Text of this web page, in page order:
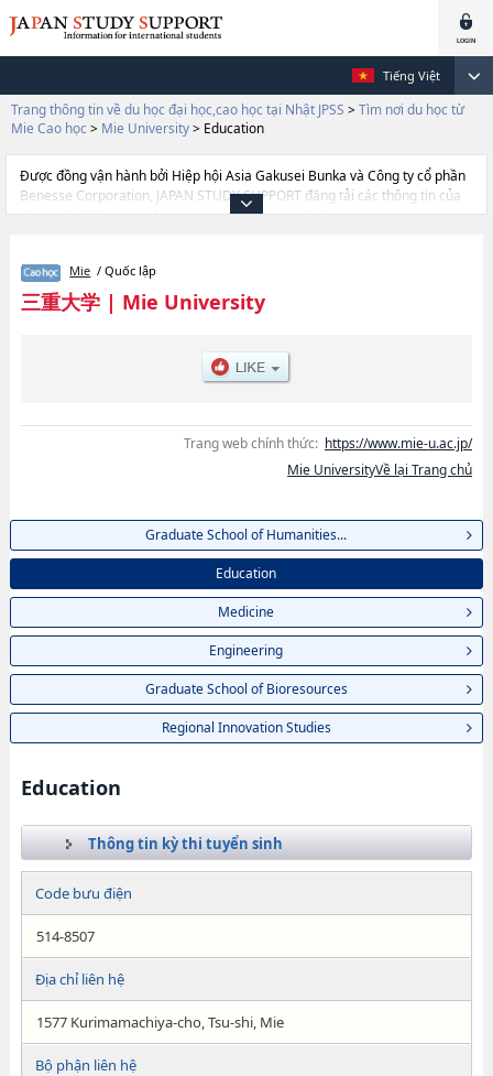
Tiếng Việt
Trang thông tin về du học đại học,cao học tại Nhật JPSS > Tìm nơi du học từ
Mie Cao học > Mie University> Education
Được đồng vận hành bởi Hiệp hội Asia Gakusei Bunka và Công ty cổ phần
Benesse Corporation, JAPAN STUDY SUPPORT đăng tải các thông tin của
khoảng 1.300 trường đại học, cao học, trường đại học ngắn hạn, trường
thiết dành cho du học sinh, như là về các Graduate School of Humanities
and Social
ScienceshoặcEducationhoặcMedicinehoặcEngineeringhoặcGraduate
khoa nghiên cứu, thông tin liên quan đến thi tuyển như số lượng tuyển
sinh, số lượng trúng tuyển, cở sở trang thiết bị, hướng dẫn địa điểm v.v...
Mie / Quốc lập
三重大学| Mie University
Trang web chính thức: https://www.mie-u.ac.jp/
Mie UniversityVề lại Trang chủ
Graduate School of Humanities...
Education
Medicine
Engineering
Graduate School of Bioresources
Regional Innovation Studies
Education
Thông tin kỳ thi tuyển sinh
Code bưu điện
514-8507
Địa chỉ liên hệ
1577 Kurimamachiya-cho, Tsu-shi, Mie
Bộ phận liên hệ